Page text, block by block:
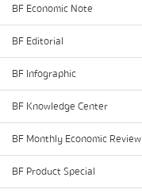
BF Economic Note
BF Editorial
BF Infographic
BF Knowledge Center
BF Monthly Economic Review
BF Product Special